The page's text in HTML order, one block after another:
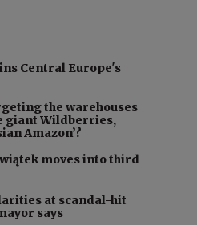
Central Europe's
the warehouses
giant Wildberries,
Amazon’?
moves into third
at scandal-hit
says